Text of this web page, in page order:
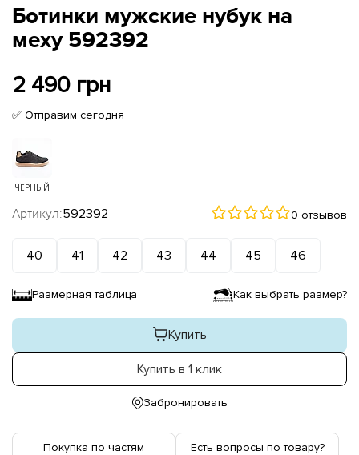
Ботинки мужские нубук на
меху 592392
2 490 грн
✅ Отправим сегодня
ЧЕРНЫЙ
Артикул:592392 0 отзывов
40 41 42 43 44 45 46
Размерная таблица Как выбрать размер?
Купить
Купить в 1 клик
Забронировать
Покупка по частям Есть вопросы по товару?